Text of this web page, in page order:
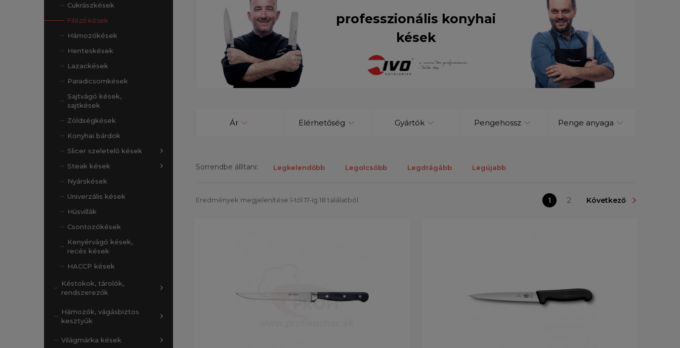
Cukrászkések
Filéző kések
Hámozókések
Henteskések
Lazackések
Paradicsomkések
Sajtvágó kések,
sajtkések
Zöldségkések
Konyhai bárdok
Slicer szeletelő kések
Steak kések
Nyárskések
Univerzális kések
Húsvillák
Csontozókések
Kenyérvágó kések,
recés kések
HACCP kések
Késtokok, tárolók,
rendszerezők
Hámozók, vágásbiztos
kesztyűk
Világmárka kések
professzionális konyhai
kések
Ár Elérhetőség Gyártók Pengehossz Penge anyaga
Sorrendbe állítani: Legkelendőbb Legolcsóbb Legdrágább Legújabb
Eredmények megjelenítése 1-től 17-ig 18 találatból. 1 2 Következő